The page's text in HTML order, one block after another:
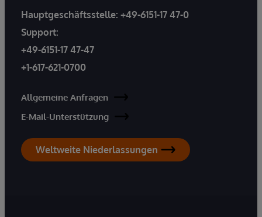
Hauptgeschäftsstelle: +49-6151-17 47-0
Support:
+49-6151-17 47-47
+1-617-621-0700
Allgemeine Anfragen
E-Mail-Unterstützung
Weltweite Niederlassungen